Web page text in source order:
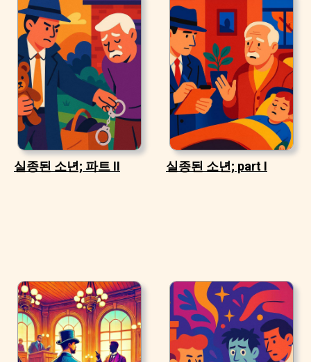
실종된 소년; 파트 II 실종된 소년; part I